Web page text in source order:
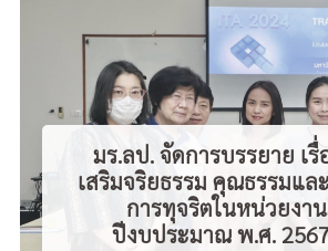
มร.ลป. จัดการบรรยาย เ
เสริมจริยธรรม คุณธรรมแล
การทุจริตในหน่วยงา
ปีงบประมาณ พ.ศ.